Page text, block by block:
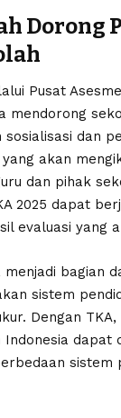
Dorong
Pusat
mendorong
dan
akan
dan pihak
2025 dapat
evaluasi yang
menjadi bagian
sistem
Dengan
Indonesia dapat
sistem